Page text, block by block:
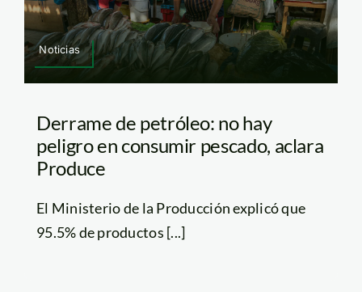
Noticias
Derrame de petróleo: no hay
peligro en consumir pescado, aclara
Produce
El Ministerio de la Producción explicó que
95.5% de productos [...]